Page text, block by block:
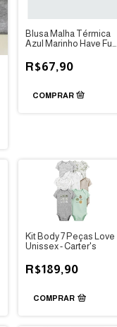
Blusa Malha Térmica
Azul Marinho Have Fun
R$67,90
Kit Body 7 Peças Love
Unissex - Carter's
R$189,90
COMPRAR